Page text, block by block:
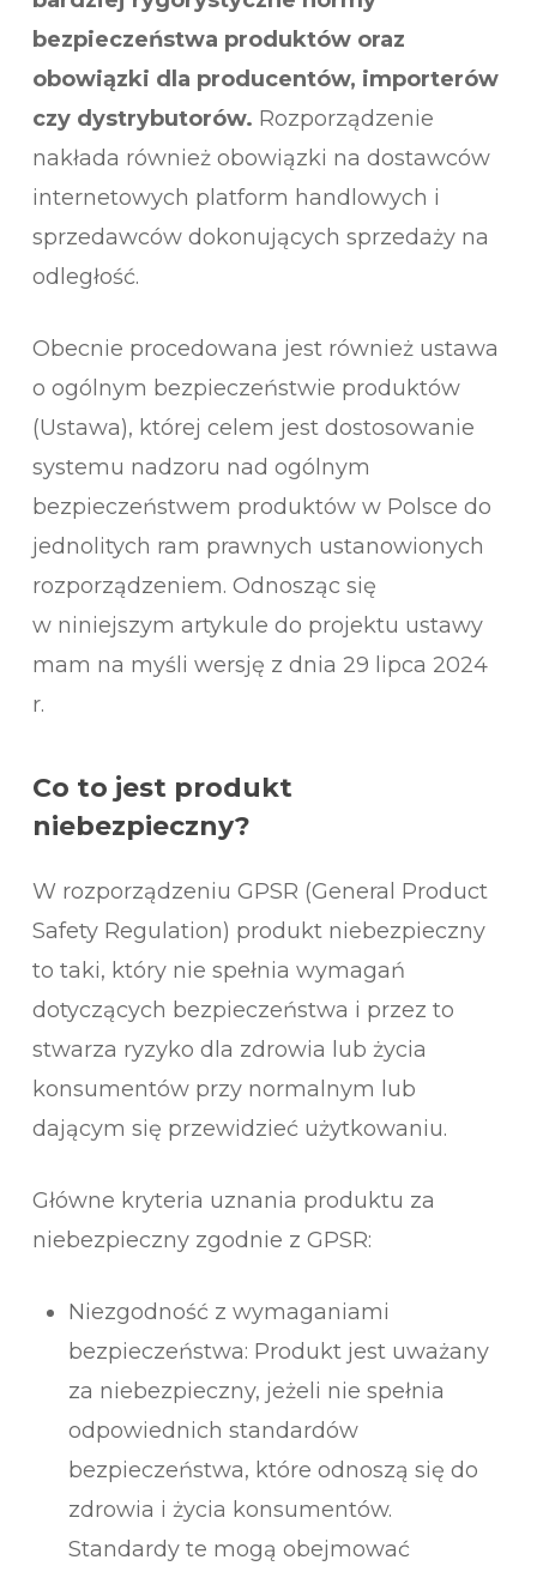
bezpieczeństwa produktów oraz
obowiązki dla producentów, importerów
czy dystrybutorów. Rozporządzenie
nakłada również obowiązki na dostawców
internetowych platform handlowych i
sprzedawców dokonujących sprzedaży na
odległość.
Obecnie procedowana jest również ustawa
o ogólnym bezpieczeństwie produktów
(Ustawa), której celem jest dostosowanie
systemu nadzoru nad ogólnym
bezpieczeństwem produktów w Polsce do
jednolitych ram prawnych ustanowionych
rozporządzeniem. Odnosząc się
w niniejszym artykule do projektu ustawy
mam na myśli wersję z dnia 29 lipca 2024
r.
Co to jest produkt
niebezpieczny?
W rozporządzeniu GPSR (General Product
Safety Regulation) produkt niebezpieczny
to taki, który nie spełnia wymagań
dotyczących bezpieczeństwa i przez to
stwarza ryzyko dla zdrowia lub życia
konsumentów przy normalnym lub
dającym się przewidzieć użytkowaniu.
Główne kryteria uznania produktu za
niebezpieczny zgodnie z GPSR:
Niezgodność z wymaganiami
bezpieczeństwa: Produkt jest uważany
za niebezpieczny, jeżeli nie spełnia
odpowiednich standardów
bezpieczeństwa, które odnoszą się do
zdrowia i życia konsumentów.
Standardy te mogą obejmować